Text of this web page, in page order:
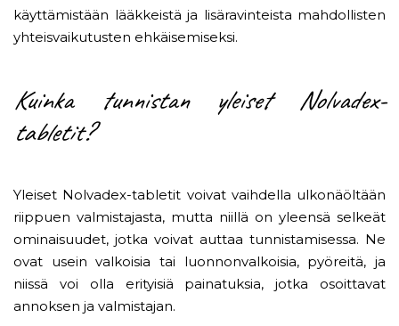
käyttämistään lääkkeistä ja lisäravinteista mahdollisten
yhteisvaikutusten ehkäisemiseksi.
Kuinka tunnistan yleiset Nolvadex-
tabletit?
Yleiset Nolvadex-tabletit voivat vaihdella ulkonäöltään
riippuen valmistajasta, mutta niillä on yleensä selkeät
ominaisuudet, jotka voivat auttaa tunnistamisessa. Ne
ovat usein valkoisia tai luonnonvalkoisia, pyöreitä, ja
niissä voi olla erityisiä painatuksia, jotka osoittavat
annoksen ja valmistajan.